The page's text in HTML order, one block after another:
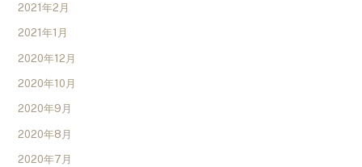
2021年2月
2021年1月
2020年12月
2020年10月
2020年9月
2020年8月
2020年7月